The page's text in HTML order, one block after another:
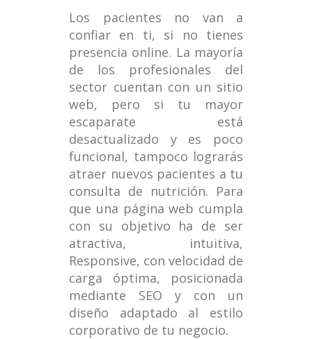
Los pacientes no van a
confiar en ti, si no tienes
presencia online. La mayoría
de los profesionales del
sector cuentan con un sitio
web, pero si tu mayor
escaparate está
desactualizado y es poco
funcional, tampoco lograrás
atraer nuevos pacientes a tu
consulta de nutrición. Para
que una página web cumpla
con su objetivo ha de ser
atractiva, intuitiva,
Responsive, con velocidad de
carga óptima, posicionada
mediante SEO y con un
diseño adaptado al estilo
corporativo de tu negocio.